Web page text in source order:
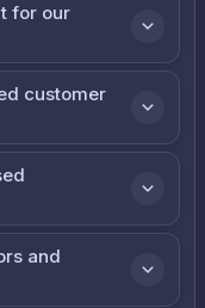
for our
customer
and